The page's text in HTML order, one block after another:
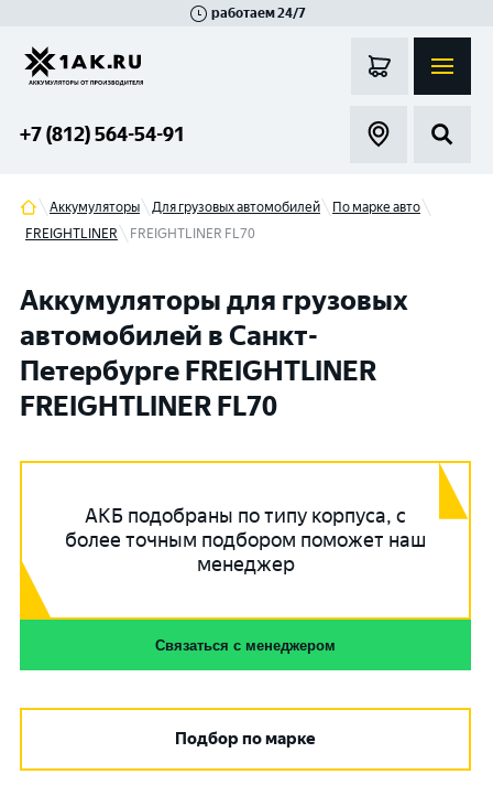
работаем 24/7
+7 (812) 564-54-91
Аккумуляторы Для грузовых автомобилей
По марке авто
FREIGHTLINER
FREIGHTLINER FL70
Аккумуляторы для грузовых
автомобилей в Санкт-
Петербурге FREIGHTLINER
FREIGHTLINER FL70
АКБ подобраны по типу корпуса, с
более точным подбором поможет наш
менеджер
Связаться с менеджером
Подбор по марке
Гатчина